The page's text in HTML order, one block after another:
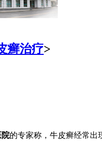
癣治疗>
院的专家称，牛皮癣经常出